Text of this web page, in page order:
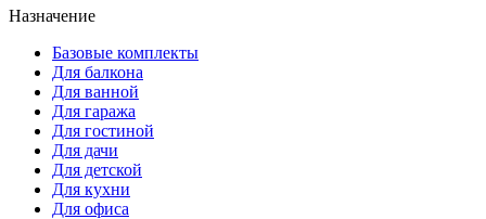
Назначение
Базовые комплекты
Для балкона
Для ванной
Для гаража
Для гостиной
Для дачи
Для детской
Для кухни
Для офиса